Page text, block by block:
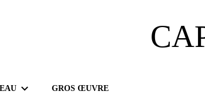
GROS ŒUVRE